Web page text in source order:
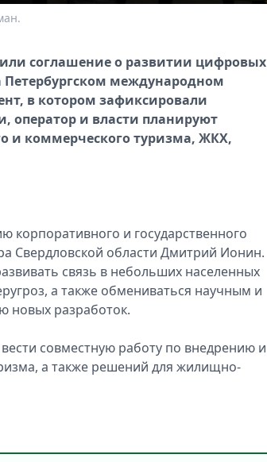
соглашение о развитии цифровых
Петербургском международном
в котором зафиксировали
оператор и власти планируют
и коммерческого туризма, ЖКХ,
корпоративного и государственного
Свердловской области Дмитрий Ионин.
связь в небольших населенных
а также обмениваться научным и
новых разработок.
совместную работу по внедрению и
а также решений для жилищно-